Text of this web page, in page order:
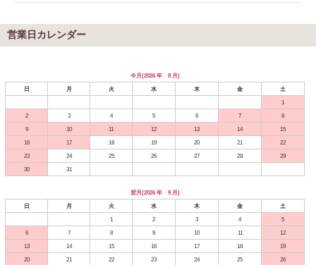
営業日カレンダー
今月(2026 年 8 月)
日
月 火 水 木 金
土
1
2
3 4 5 6 7
8
9
10 11 12 13 14
15
16
17 18 19 20 21
22
23
24 25 26 27 28
29
30
31
翌月(2026 年 9 月)
日
月 火 水 木 金
土
1
2 3 4
5
6
7 8 9 10 11
12
13
14 15 16 17 18
19
20
21 22 23 24 25
26